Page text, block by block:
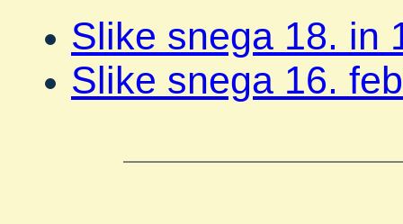
Slike snega 18. in
Slike snega 16.